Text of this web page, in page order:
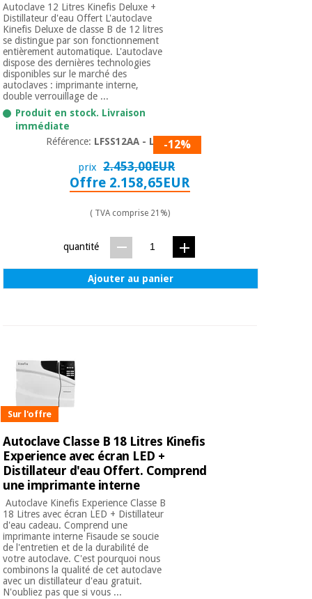
Autoclave 12 Litres Kinefis Deluxe +
Distillateur d'eau Offert L'autoclave
Kinefis Deluxe de classe B de 12 litres
se distingue par son fonctionnement
entièrement automatique. L'autoclave
dispose des dernières technologies
disponibles sur le marché des
autoclaves : imprimante interne,
double verrouillage de ...
Produit en stock. Livraison
immédiate
Référence: LFSS12AA - LCD-12%
prix 2.453,00EUR
Offre 2.158,65EUR
( TVA comprise 21%)
quantité
Ajouter au panier
Sur l'offre
Autoclave Classe B 18 Litres Kinefis
Experience avec écran LED +
Distillateur d'eau Offert. Comprend
une imprimante interne
​ Autoclave Kinefis Experience Classe B
18 Litres avec écran LED + Distillateur
d'eau cadeau. Comprend une
imprimante interne Fisaude se soucie
de l'entretien et de la durabilité de
votre autoclave. C'est pourquoi nous
combinons la qualité de cet autoclave
avec un distillateur d'eau gratuit.
N'oubliez pas que si vous ...